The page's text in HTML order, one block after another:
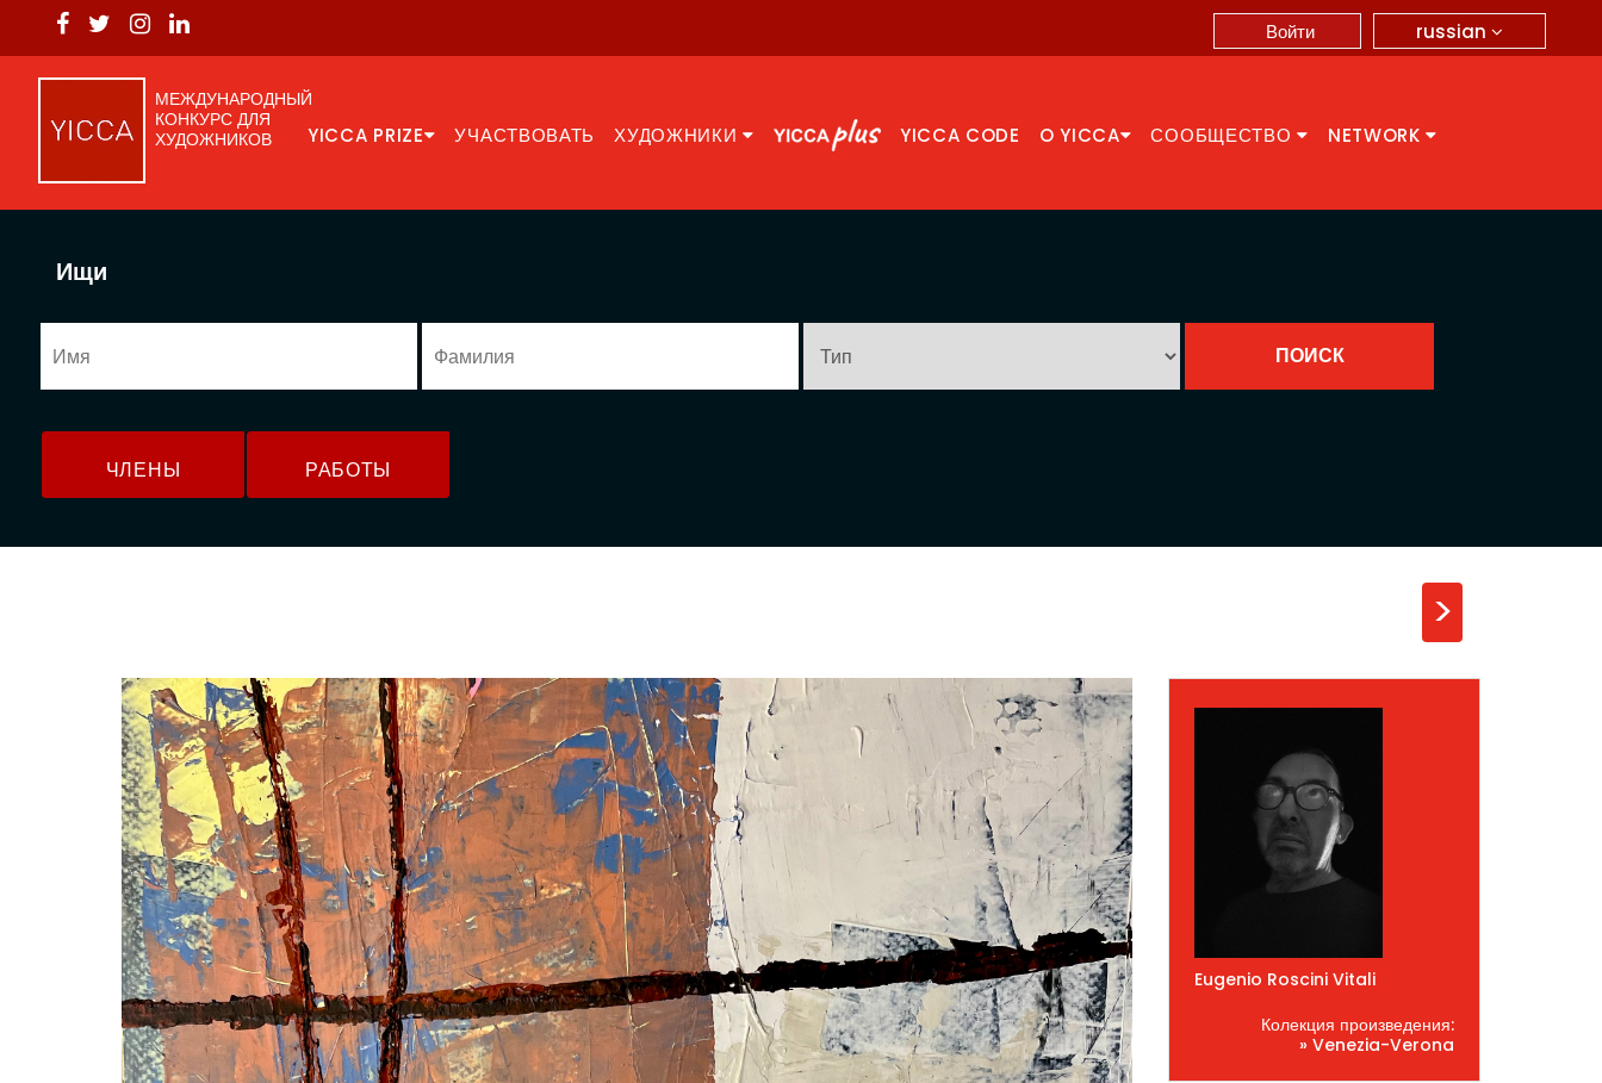
russian
Войти
МЕЖДУНАРОДНЫЙ
КОНКУРС ДЛЯ
ХУДОЖНИКОВ
YICCA PRIZE УЧАСТВОВАТЬ ХУДОЖНИКИ YICCA CODE O YICCA СООБЩЕСТВО NETWORK
Ищи
ЧЛЕНЫ РАБОТЫ
>
Eugenio Roscini Vitali
Колекция произведения:
» Venezia-Verona